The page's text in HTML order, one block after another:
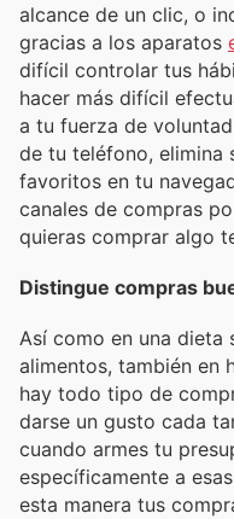
alcance de un clic, o
gracias a los aparatos
difícil controlar tus
hacer más difícil
a tu fuerza de
de tu teléfono, elimina
favoritos en tu
canales de compras
quieras comprar algo
Distingue compras
Así como en una
alimentos, también en
hay todo tipo de
darse un gusto cada
cuando armes tu
específicamente a
esta manera tus